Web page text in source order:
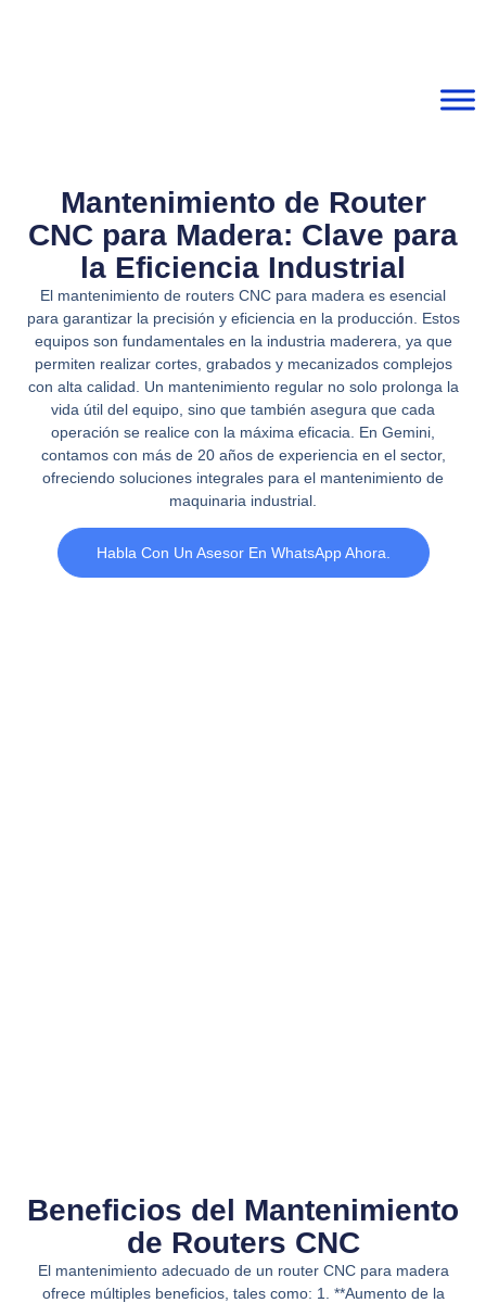
Mantenimiento de Router
CNC para Madera: Clave para
la Eficiencia Industrial
El mantenimiento de routers CNC para madera es esencial
para garantizar la precisión y eficiencia en la producción. Estos
equipos son fundamentales en la industria maderera, ya que
permiten realizar cortes, grabados y mecanizados complejos
con alta calidad. Un mantenimiento regular no solo prolonga la
vida útil del equipo, sino que también asegura que cada
operación se realice con la máxima eficacia. En Gemini,
contamos con más de 20 años de experiencia en el sector,
ofreciendo soluciones integrales para el mantenimiento de
maquinaria industrial.
Habla Con Un Asesor En WhatsApp Ahora.
Beneficios del Mantenimiento
de Routers CNC
El mantenimiento adecuado de un router CNC para madera
ofrece múltiples beneficios, tales como: 1. **Aumento de la